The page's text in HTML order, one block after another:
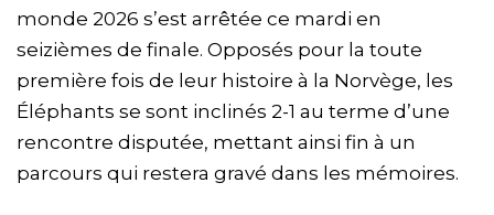
monde 2026 s’est arrêtée ce mardi en
seizièmes de finale. Opposés pour la toute
première fois de leur histoire à la Norvège, les
Éléphants se sont inclinés 2-1 au terme d’une
rencontre disputée, mettant ainsi fin à un
parcours qui restera gravé dans les mémoires.